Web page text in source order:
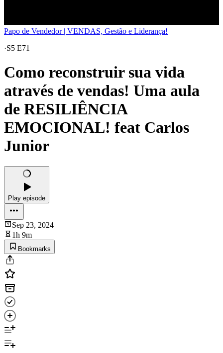
Papo de Vendedor | VENDAS, Gestão e Liderança!
·S5 E71
Como reconstruir sua vida
através de vendas! Uma aula
de RESILIÊNCIA
EMOCIONAL! feat Carlos
Junior
Play episode
Sep 23, 2024
1h 9m
Bookmarks